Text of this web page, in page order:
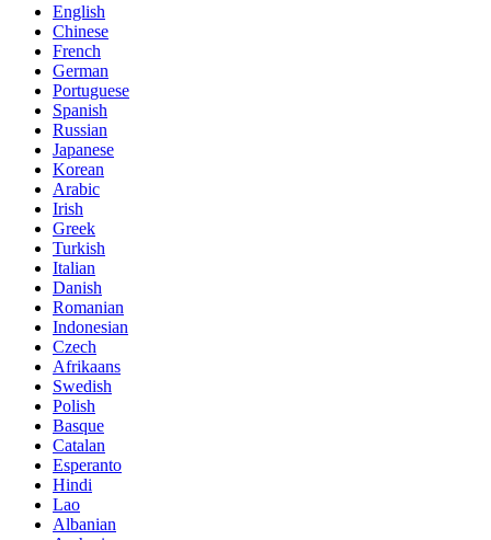
English
Chinese
French
German
Portuguese
Spanish
Russian
Japanese
Korean
Arabic
Irish
Greek
Turkish
Italian
Danish
Romanian
Indonesian
Czech
Afrikaans
Swedish
Polish
Basque
Catalan
Esperanto
Hindi
Lao
Albanian